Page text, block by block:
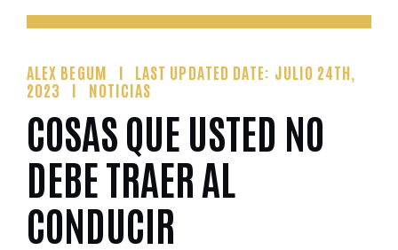
ALEX BEGUM
LAST UPDATED DATE: JULIO 24TH,
2023
NOTICIAS
COSAS QUE USTED NO
DEBE TRAER AL
CONDUCIR